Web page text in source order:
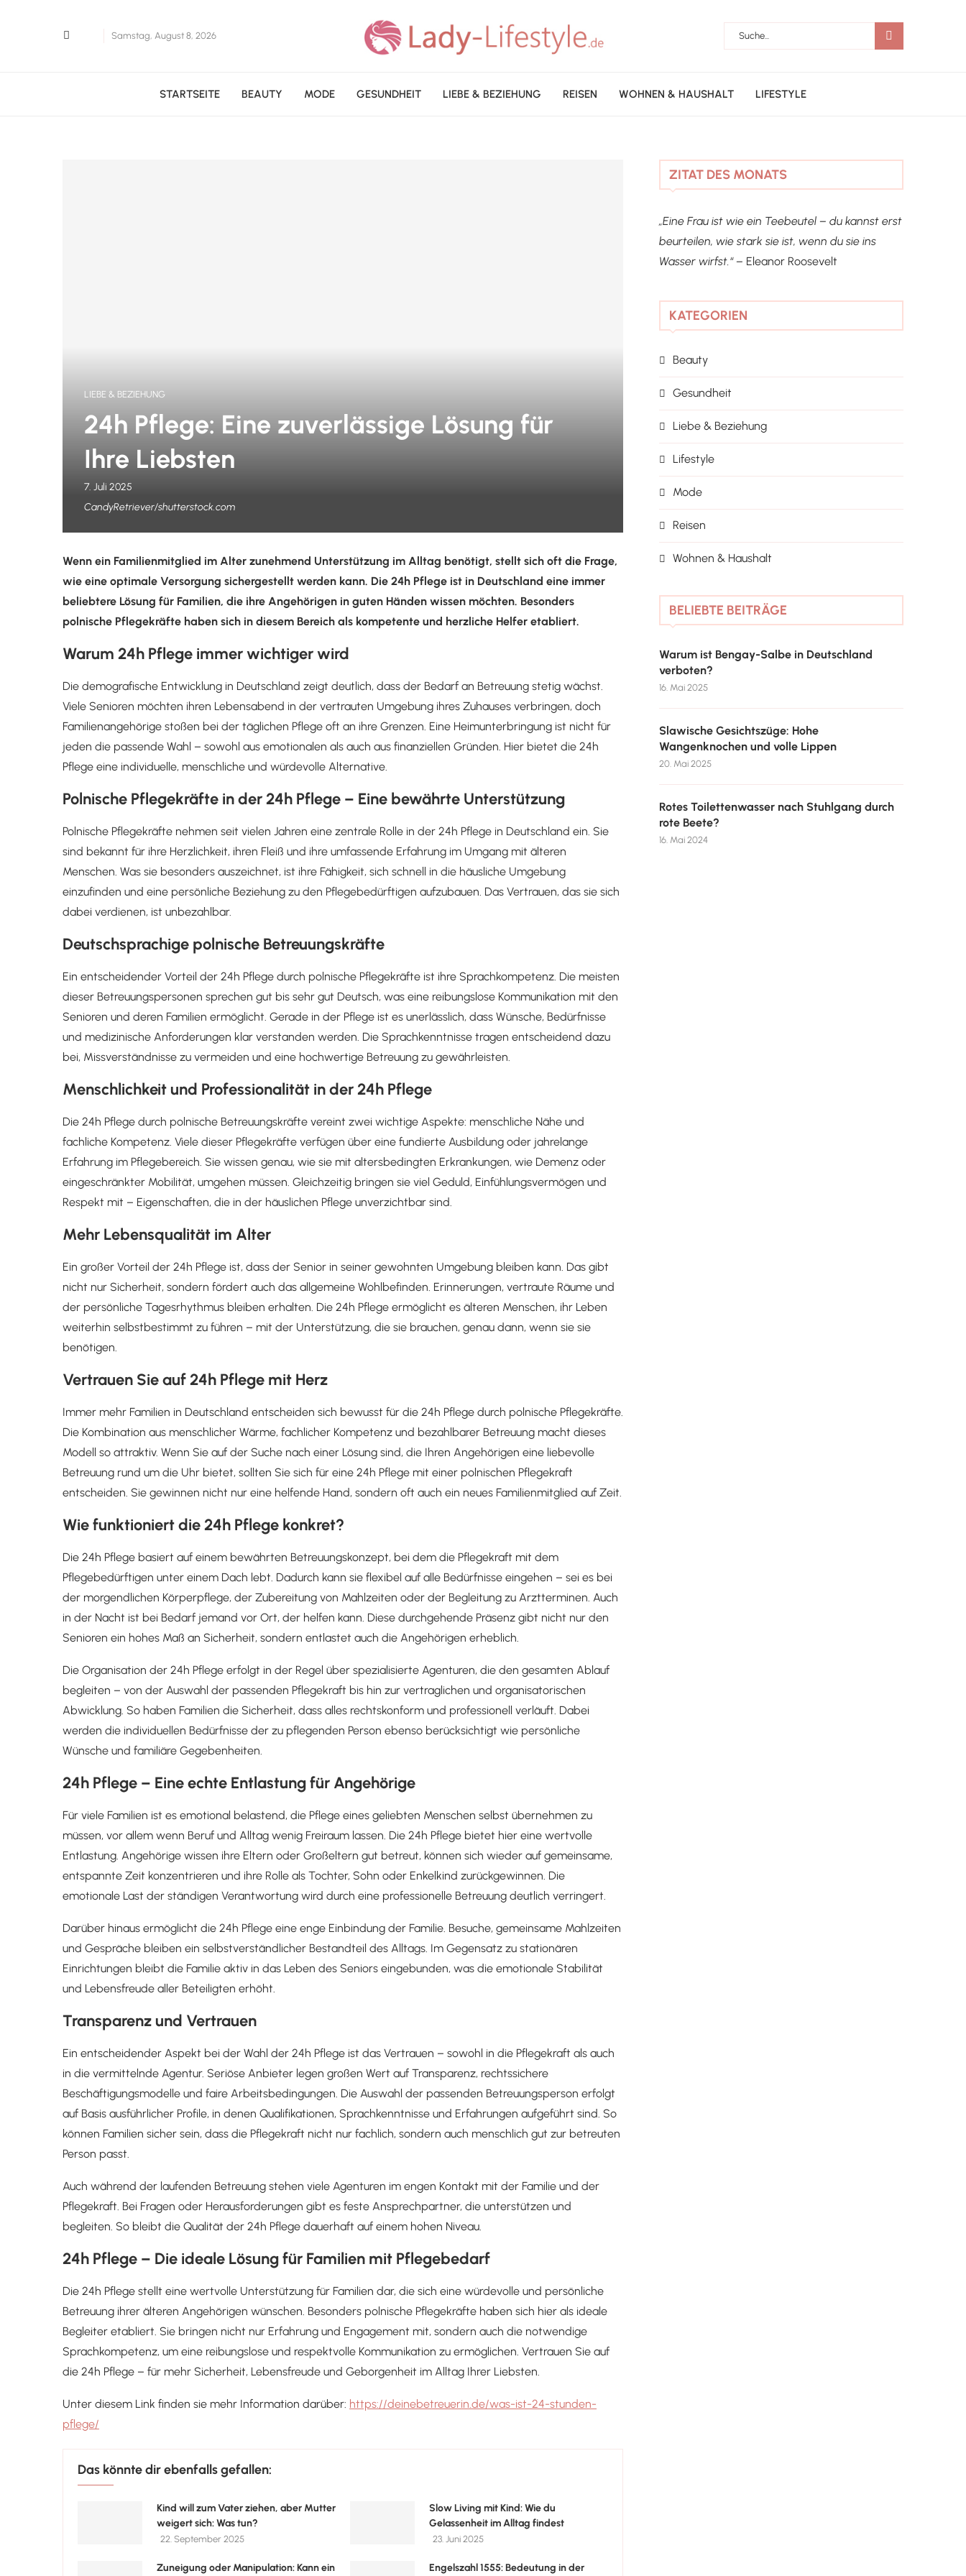
Samstag, August 8, 2026
STARTSEITE BEAUTY MODE GESUNDHEIT LIEBE & BEZIEHUNG REISEN WOHNEN & HAUSHALT LIFESTYLE
LIEBE & BEZIEHUNG
24h Pflege: Eine zuverlässige Lösung für
Ihre Liebsten
7. Juli 2025
CandyRetriever/shutterstock.com
Wenn ein Familienmitglied im Alter zunehmend Unterstützung im Alltag benötigt, stellt sich oft die Frage,
wie eine optimale Versorgung sichergestellt werden kann. Die 24h Pflege ist in Deutschland eine immer
beliebtere Lösung für Familien, die ihre Angehörigen in guten Händen wissen möchten. Besonders
polnische Pflegekräfte haben sich in diesem Bereich als kompetente und herzliche Helfer etabliert.
Warum 24h Pflege immer wichtiger wird
Die demografische Entwicklung in Deutschland zeigt deutlich, dass der Bedarf an Betreuung stetig wächst.
Viele Senioren möchten ihren Lebensabend in der vertrauten Umgebung ihres Zuhauses verbringen, doch
Familienangehörige stoßen bei der täglichen Pflege oft an ihre Grenzen. Eine Heimunterbringung ist nicht für
jeden die passende Wahl – sowohl aus emotionalen als auch aus finanziellen Gründen. Hier bietet die 24h
Pflege eine individuelle, menschliche und würdevolle Alternative.
Polnische Pflegekräfte in der 24h Pflege – Eine bewährte Unterstützung
Polnische Pflegekräfte nehmen seit vielen Jahren eine zentrale Rolle in der 24h Pflege in Deutschland ein. Sie
sind bekannt für ihre Herzlichkeit, ihren Fleiß und ihre umfassende Erfahrung im Umgang mit älteren
Menschen. Was sie besonders auszeichnet, ist ihre Fähigkeit, sich schnell in die häusliche Umgebung
einzufinden und eine persönliche Beziehung zu den Pflegebedürftigen aufzubauen. Das Vertrauen, das sie sich
dabei verdienen, ist unbezahlbar.
Deutschsprachige polnische Betreuungskräfte
Ein entscheidender Vorteil der 24h Pflege durch polnische Pflegekräfte ist ihre Sprachkompetenz. Die meisten
dieser Betreuungspersonen sprechen gut bis sehr gut Deutsch, was eine reibungslose Kommunikation mit den
Senioren und deren Familien ermöglicht. Gerade in der Pflege ist es unerlässlich, dass Wünsche, Bedürfnisse
und medizinische Anforderungen klar verstanden werden. Die Sprachkenntnisse tragen entscheidend dazu
bei, Missverständnisse zu vermeiden und eine hochwertige Betreuung zu gewährleisten.
Menschlichkeit und Professionalität in der 24h Pflege
Die 24h Pflege durch polnische Betreuungskräfte vereint zwei wichtige Aspekte: menschliche Nähe und
fachliche Kompetenz. Viele dieser Pflegekräfte verfügen über eine fundierte Ausbildung oder jahrelange
Erfahrung im Pflegebereich. Sie wissen genau, wie sie mit altersbedingten Erkrankungen, wie Demenz oder
eingeschränkter Mobilität, umgehen müssen. Gleichzeitig bringen sie viel Geduld, Einfühlungsvermögen und
Respekt mit – Eigenschaften, die in der häuslichen Pflege unverzichtbar sind.
Mehr Lebensqualität im Alter
Ein großer Vorteil der 24h Pflege ist, dass der Senior in seiner gewohnten Umgebung bleiben kann. Das gibt
nicht nur Sicherheit, sondern fördert auch das allgemeine Wohlbefinden. Erinnerungen, vertraute Räume und
der persönliche Tagesrhythmus bleiben erhalten. Die 24h Pflege ermöglicht es älteren Menschen, ihr Leben
weiterhin selbstbestimmt zu führen – mit der Unterstützung, die sie brauchen, genau dann, wenn sie sie
benötigen.
Vertrauen Sie auf 24h Pflege mit Herz
Immer mehr Familien in Deutschland entscheiden sich bewusst für die 24h Pflege durch polnische Pflegekräfte.
Die Kombination aus menschlicher Wärme, fachlicher Kompetenz und bezahlbarer Betreuung macht dieses
Modell so attraktiv. Wenn Sie auf der Suche nach einer Lösung sind, die Ihren Angehörigen eine liebevolle
Betreuung rund um die Uhr bietet, sollten Sie sich für eine 24h Pflege mit einer polnischen Pflegekraft
entscheiden. Sie gewinnen nicht nur eine helfende Hand, sondern oft auch ein neues Familienmitglied auf Zeit.
Wie funktioniert die 24h Pflege konkret?
Die 24h Pflege basiert auf einem bewährten Betreuungskonzept, bei dem die Pflegekraft mit dem
Pflegebedürftigen unter einem Dach lebt. Dadurch kann sie flexibel auf alle Bedürfnisse eingehen – sei es bei
der morgendlichen Körperpflege, der Zubereitung von Mahlzeiten oder der Begleitung zu Arztterminen. Auch
in der Nacht ist bei Bedarf jemand vor Ort, der helfen kann. Diese durchgehende Präsenz gibt nicht nur den
Senioren ein hohes Maß an Sicherheit, sondern entlastet auch die Angehörigen erheblich.
Die Organisation der 24h Pflege erfolgt in der Regel über spezialisierte Agenturen, die den gesamten Ablauf
begleiten – von der Auswahl der passenden Pflegekraft bis hin zur vertraglichen und organisatorischen
Abwicklung. So haben Familien die Sicherheit, dass alles rechtskonform und professionell verläuft. Dabei
werden die individuellen Bedürfnisse der zu pflegenden Person ebenso berücksichtigt wie persönliche
Wünsche und familiäre Gegebenheiten.
24h Pflege – Eine echte Entlastung für Angehörige
Für viele Familien ist es emotional belastend, die Pflege eines geliebten Menschen selbst übernehmen zu
müssen, vor allem wenn Beruf und Alltag wenig Freiraum lassen. Die 24h Pflege bietet hier eine wertvolle
Entlastung. Angehörige wissen ihre Eltern oder Großeltern gut betreut, können sich wieder auf gemeinsame,
entspannte Zeit konzentrieren und ihre Rolle als Tochter, Sohn oder Enkelkind zurückgewinnen. Die
emotionale Last der ständigen Verantwortung wird durch eine professionelle Betreuung deutlich verringert.
Darüber hinaus ermöglicht die 24h Pflege eine enge Einbindung der Familie. Besuche, gemeinsame Mahlzeiten
und Gespräche bleiben ein selbstverständlicher Bestandteil des Alltags. Im Gegensatz zu stationären
Einrichtungen bleibt die Familie aktiv in das Leben des Seniors eingebunden, was die emotionale Stabilität
und Lebensfreude aller Beteiligten erhöht.
Transparenz und Vertrauen
Ein entscheidender Aspekt bei der Wahl der 24h Pflege ist das Vertrauen – sowohl in die Pflegekraft als auch
in die vermittelnde Agentur. Seriöse Anbieter legen großen Wert auf Transparenz, rechtssichere
Beschäftigungsmodelle und faire Arbeitsbedingungen. Die Auswahl der passenden Betreuungsperson erfolgt
auf Basis ausführlicher Profile, in denen Qualifikationen, Sprachkenntnisse und Erfahrungen aufgeführt sind. So
können Familien sicher sein, dass die Pflegekraft nicht nur fachlich, sondern auch menschlich gut zur betreuten
Person passt.
Auch während der laufenden Betreuung stehen viele Agenturen im engen Kontakt mit der Familie und der
Pflegekraft. Bei Fragen oder Herausforderungen gibt es feste Ansprechpartner, die unterstützen und
begleiten. So bleibt die Qualität der 24h Pflege dauerhaft auf einem hohen Niveau.
24h Pflege – Die ideale Lösung für Familien mit Pflegebedarf
Die 24h Pflege stellt eine wertvolle Unterstützung für Familien dar, die sich eine würdevolle und persönliche
Betreuung ihrer älteren Angehörigen wünschen. Besonders polnische Pflegekräfte haben sich hier als ideale
Begleiter etabliert. Sie bringen nicht nur Erfahrung und Engagement mit, sondern auch die notwendige
Sprachkompetenz, um eine reibungslose und respektvolle Kommunikation zu ermöglichen. Vertrauen Sie auf
die 24h Pflege – für mehr Sicherheit, Lebensfreude und Geborgenheit im Alltag Ihrer Liebsten.
Unter diesem Link finden sie mehr Information darüber: https://deinebetreuerin.de/was-ist-24-stunden-
pflege/
Das könnte dir ebenfalls gefallen:
Kind will zum Vater ziehen, aber Mutter
weigert sich: Was tun?
22. September 2025
Slow Living mit Kind: Wie du
Gelassenheit im Alltag findest
23. Juni 2025
Zuneigung oder Manipulation: Kann ein Engelszahl 1555: Bedeutung in der
ZITAT DES MONATS
„Eine Frau ist wie ein Teebeutel – du kannst erst
beurteilen, wie stark sie ist, wenn du sie ins
Wasser wirfst.“ – Eleanor Roosevelt
KATEGORIEN
Beauty
Gesundheit
Liebe & Beziehung
Lifestyle
Mode
Reisen
Wohnen & Haushalt
BELIEBTE BEITRÄGE
Warum ist Bengay-Salbe in Deutschland
verboten?
16. Mai 2025
Slawische Gesichtszüge: Hohe
Wangenknochen und volle Lippen
20. Mai 2025
Rotes Toilettenwasser nach Stuhlgang durch
rote Beete?
16. Mai 2024